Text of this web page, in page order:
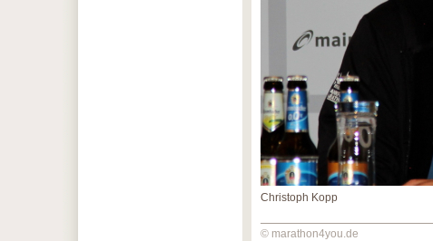
Christoph Kopp
© marathon4you.de